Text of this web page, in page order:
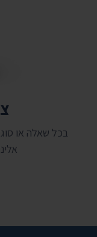
בכל שאלה או